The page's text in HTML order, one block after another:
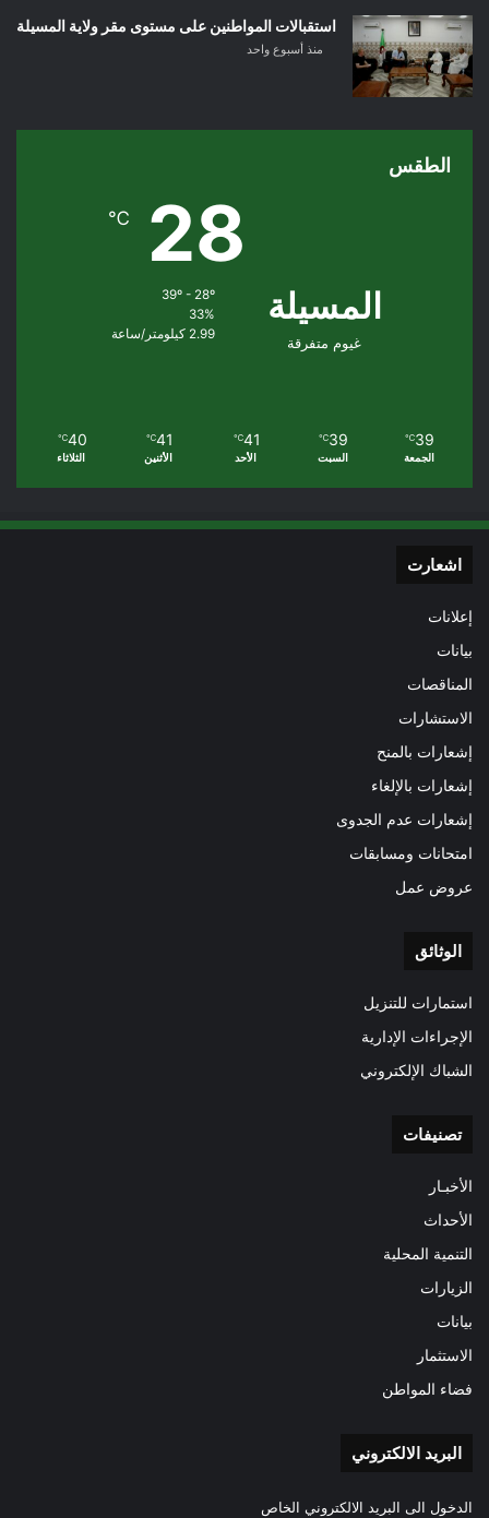
استقبالات المواطنين على مستوى مقر ولاية المسيلة
منذ أسبوع واحد
الطقس
المسيلة
غيوم متفرقة
28
℃
39º - 28º
33%
2.99 كيلومتر/ساعة
39
℃
الجمعة
39
℃
السبت
41
℃
الأحد
41
℃
الأثنين
40
℃
الثلاثاء
اشعارت
إعلانات
بيانات
المناقصات
الاستشارات
إشعارات بالمنح
إشعارات بالإلغاء
إشعارات عدم الجدوى
امتحانات ومسابقات
عروض عمل
الوثائق
استمارات للتنزيل
الإجراءات الإدارية
الشباك الإلكتروني
تصنيفات
الأخبـار
الأحداث
التنمية المحلية
الزيارات
بيانات
الاستثمار
فضاء المواطن
البريد الالكتروني
الدخول الى البريد الالكتروني الخاص